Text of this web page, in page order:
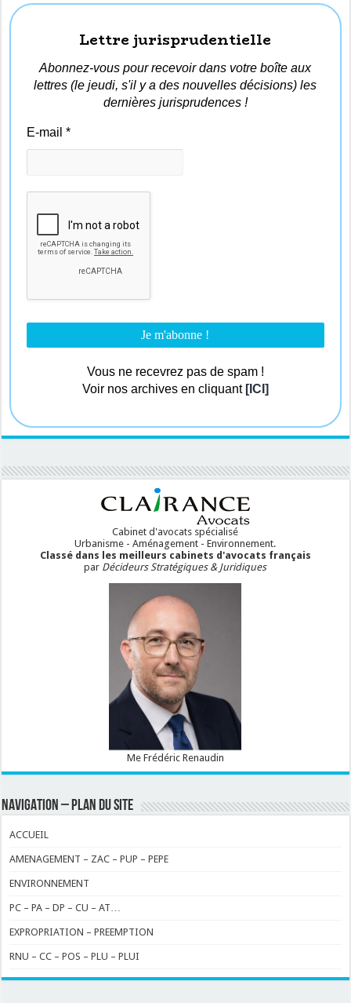
Lettre jurisprudentielle
Abonnez-vous pour recevoir dans votre boîte aux
lettres (le jeudi, s'il y a des nouvelles décisions) les
dernières jurisprudences !
E-mail*
Vous ne recevrez pas de spam !
Voir nos archives en cliquant [ICI]
Cabinet d'avocats spécialisé
Urbanisme - Aménagement - Environnement.
Classé dans les meilleurs cabinets d'avocats français
par Décideurs Stratégiques & Juridiques
Me Frédéric Renaudin
NAVIGATION – PLAN DU SITE
ACCUEIL
AMENAGEMENT – ZAC – PUP – PEPE
ENVIRONNEMENT
PC – PA – DP – CU – AT…
EXPROPRIATION – PREEMPTION
RNU – CC – POS – PLU – PLUI